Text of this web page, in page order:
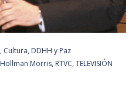
, Cultura, DDHH y Paz
Hollman Morris, RTVC, TELEVISIÓN